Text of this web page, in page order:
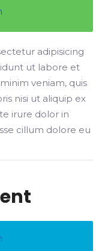
adipisicing
ut labore et
veniam, quis
nisi ut aliquip ex
irure dolor in
cillum dolore eu